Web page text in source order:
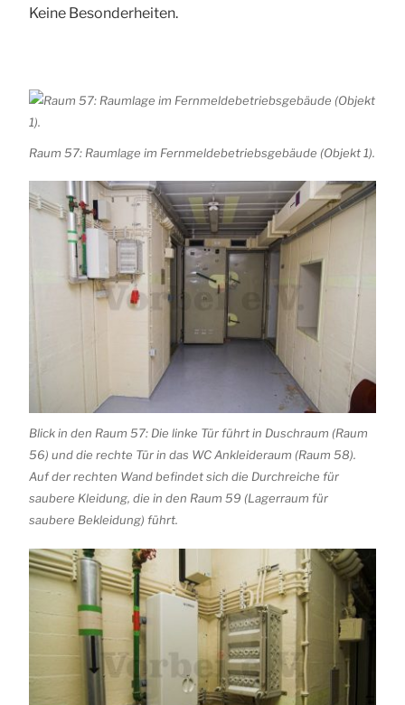
Keine Besonderheiten.
Raum 57: Raumlage im Fernmeldebetriebsgebäude (Objekt 1).
Blick in den Raum 57: Die linke Tür führt in Duschraum (Raum
56) und die rechte Tür in das WC Ankleideraum (Raum 58).
Auf der rechten Wand befindet sich die Durchreiche für
saubere Kleidung, die in den Raum 59 (Lagerraum für
saubere Bekleidung) führt.